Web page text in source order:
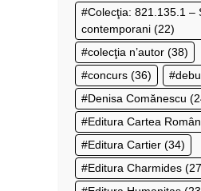
Colecţia: 821.135.1 –
contemporani (22)
colecţia n’autor (38)
concurs (36)
Denisa Comănescu
Editura Cartea
Editura Cartier (34)
Editura Charmides